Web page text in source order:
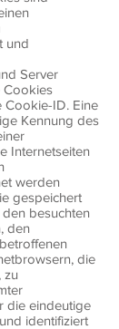
und
Server
Cookies
Cookie-ID. Eine
Kennung des
Internetseiten
werden
gespeichert
besuchten
den
die
zu
die eindeutige
identifiziert